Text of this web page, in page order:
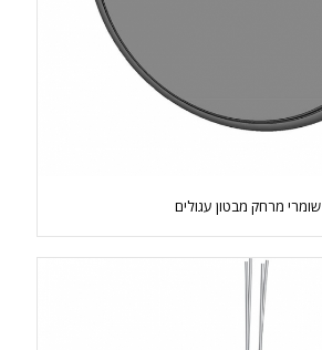
שומרי מרחק מבטון עגולים